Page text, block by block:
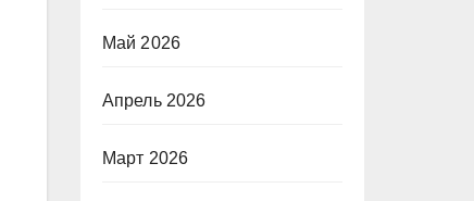
Май 2026
Апрель 2026
Март 2026